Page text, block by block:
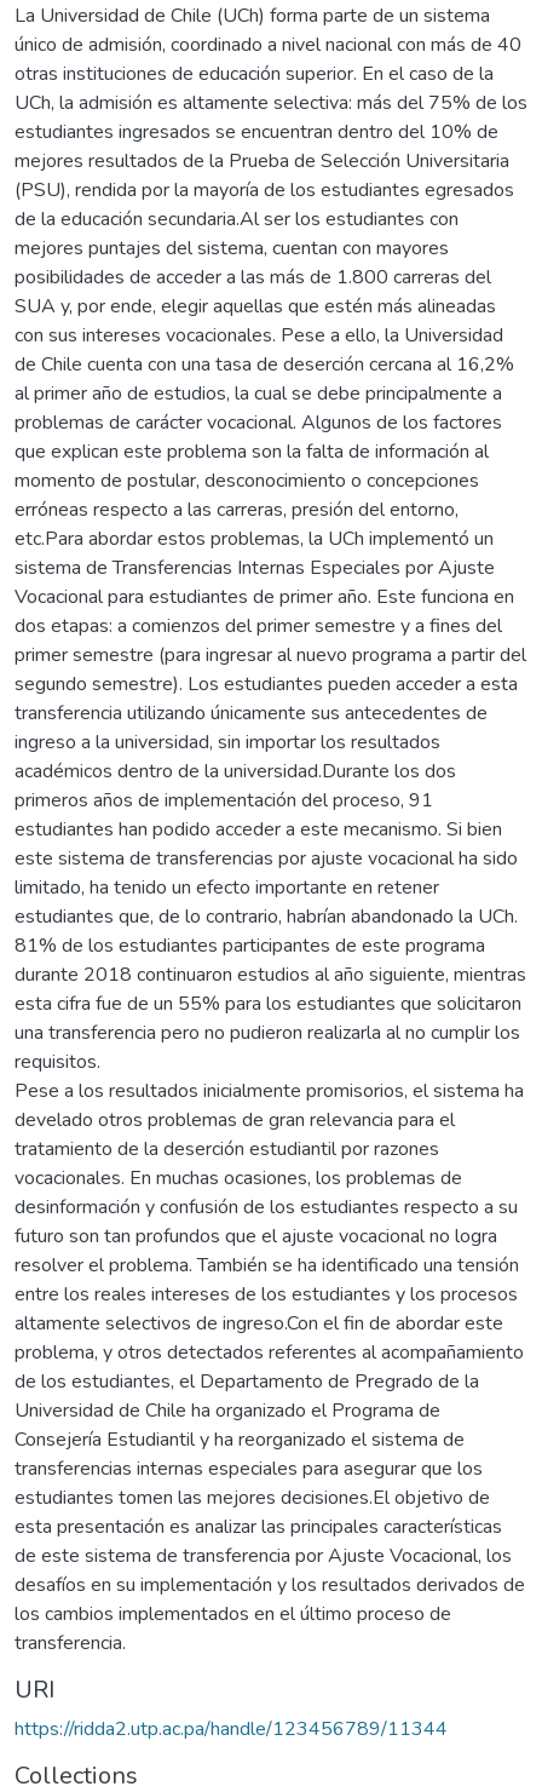
La Universidad de Chile (UCh) forma parte de un sistema
único de admisión, coordinado a nivel nacional con más de 40
otras instituciones de educación superior. En el caso de la
UCh, la admisión es altamente selectiva: más del 75% de los
estudiantes ingresados se encuentran dentro del 10% de
mejores resultados de la Prueba de Selección Universitaria
(PSU), rendida por la mayoría de los estudiantes egresados
de la educación secundaria.Al ser los estudiantes con
mejores puntajes del sistema, cuentan con mayores
posibilidades de acceder a las más de 1.800 carreras del
SUA y, por ende, elegir aquellas que estén más alineadas
con sus intereses vocacionales. Pese a ello, la Universidad
de Chile cuenta con una tasa de deserción cercana al 16,2%
al primer año de estudios, la cual se debe principalmente a
problemas de carácter vocacional. Algunos de los factores
que explican este problema son la falta de información al
momento de postular, desconocimiento o concepciones
erróneas respecto a las carreras, presión del entorno,
etc.Para abordar estos problemas, la UCh implementó un
sistema de Transferencias Internas Especiales por Ajuste
Vocacional para estudiantes de primer año. Este funciona en
dos etapas: a comienzos del primer semestre y a fines del
primer semestre (para ingresar al nuevo programa a partir del
segundo semestre). Los estudiantes pueden acceder a esta
transferencia utilizando únicamente sus antecedentes de
ingreso a la universidad, sin importar los resultados
académicos dentro de la universidad.Durante los dos
primeros años de implementación del proceso, 91
estudiantes han podido acceder a este mecanismo. Si bien
este sistema de transferencias por ajuste vocacional ha sido
limitado, ha tenido un efecto importante en retener
estudiantes que, de lo contrario, habrían abandonado la UCh.
81% de los estudiantes participantes de este programa
durante 2018 continuaron estudios al año siguiente, mientras
esta cifra fue de un 55% para los estudiantes que solicitaron
una transferencia pero no pudieron realizarla al no cumplir los
requisitos.
Pese a los resultados inicialmente promisorios, el sistema ha
develado otros problemas de gran relevancia para el
tratamiento de la deserción estudiantil por razones
vocacionales. En muchas ocasiones, los problemas de
desinformación y confusión de los estudiantes respecto a su
futuro son tan profundos que el ajuste vocacional no logra
resolver el problema. También se ha identificado una tensión
entre los reales intereses de los estudiantes y los procesos
altamente selectivos de ingreso.Con el fin de abordar este
problema, y otros detectados referentes al acompañamiento
de los estudiantes, el Departamento de Pregrado de la
Universidad de Chile ha organizado el Programa de
Consejería Estudiantil y ha reorganizado el sistema de
transferencias internas especiales para asegurar que los
estudiantes tomen las mejores decisiones.El objetivo de
esta presentación es analizar las principales características
de este sistema de transferencia por Ajuste Vocacional, los
desafíos en su implementación y los resultados derivados de
los cambios implementados en el último proceso de
transferencia.
URI
https://ridda2.utp.ac.pa/handle/123456789/11344
Collections